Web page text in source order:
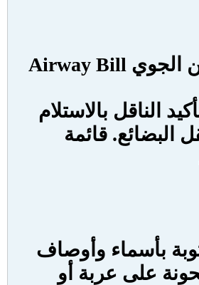
الجوي Airway Bill
الناقل بالاستلام
البضائع. قائمة
بأسماء وأوصاف
على عربة أو